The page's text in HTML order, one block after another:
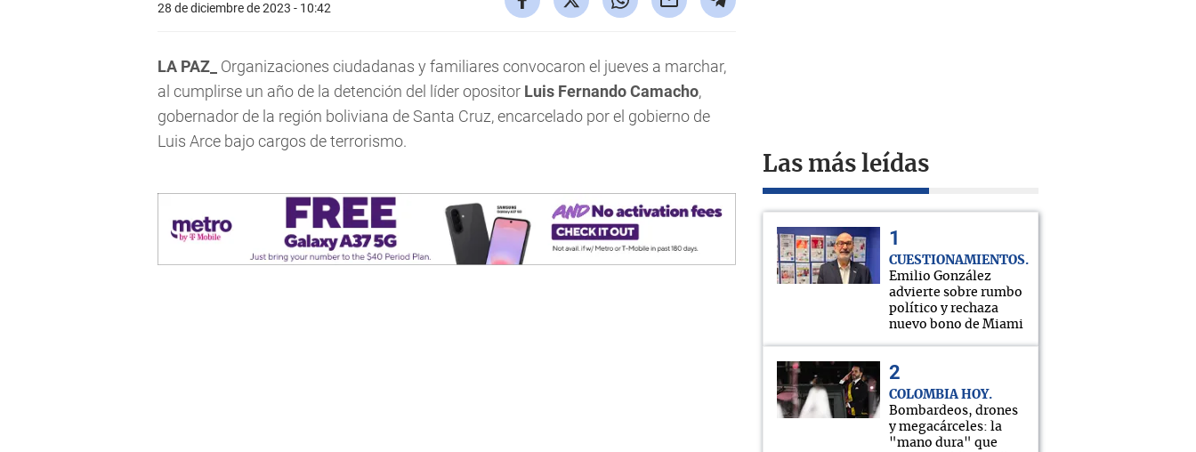
28 de diciembre de 2023 - 10:42
LA PAZ_ Organizaciones ciudadanas y familiares convocaron el jueves a marchar,
al cumplirse un año de la detención del líder opositor Luis Fernando Camacho,
gobernador de la región boliviana de Santa Cruz, encarcelado por el gobierno de
Luis Arce bajo cargos de terrorismo.
Las más leídas
CUESTIONAMIENTOS
Emilio González
advierte sobre rumbo
político y rechaza
nuevo bono de Miami
COLOMBIA HOY
Bombardeos, drones
y megacárceles: la
"mano dura" que